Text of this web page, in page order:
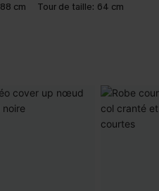
88 cm Tour de taille: 64 cm